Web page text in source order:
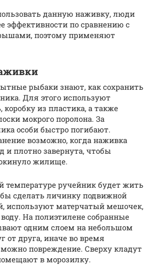
данную наживку, люди
эффективности по сравнению с
поэтому применяют
рыбаки знают, как сохранить
Для этого используют
из пластика, а также
мокрого поролона. За
особи быстро погибают.
возможно, когда наживка
и плотно завернута, чтобы
жилище.
температуре ручейник будет жить
сделать личинку подвижной
используют матерчатый мешочек,
На полиэтилене собранные
одним слоем на небольшом
от друга, иначе во время
повреждение. Сверху кладут
в морозилку.